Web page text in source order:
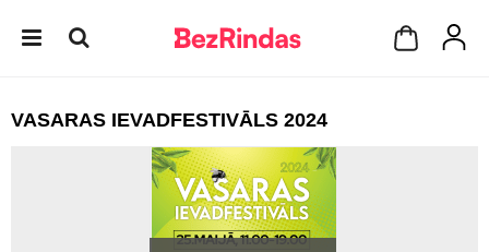
VASARAS IEVADFESTIVĀLS 2024